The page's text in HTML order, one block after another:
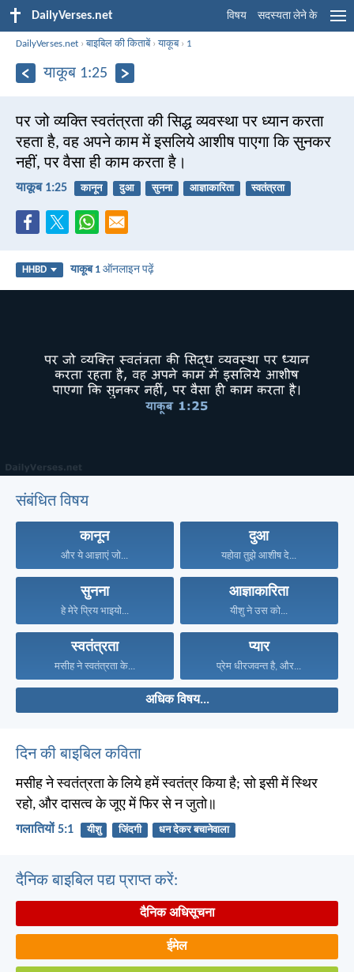
DailyVerses.net विषय सदस्यता लेने के
DailyVerses.net ›बाइबिल की किताबें›याकूब› 1
याकूब 1:25
पर जो व्यक्ति स्वतंत्रता की सिद्ध व्यवस्था पर ध्यान करता
रहता है, वह अपने काम में इसलिये आशीष पाएगा कि सुनकर
नहीं, पर वैसा ही काम करता है।
याकूब 1:25 कानून दुआ सुनना आज्ञाकारिता स्वतंत्रता
HHBD याकूब 1 ऑनलाइन पढ़ें
संबंधित विषय
कानून
और ये आज्ञाएं जो...
दुआ
यहोवा तुझे आशीष दे...
सुनना
हे मेरे प्रिय भाइयो...
आज्ञाकारिता
यीशु ने उस को...
स्वतंत्रता
मसीह ने स्वतंत्रता के...
प्यार
प्रेम धीरजवन्त है, और...
अधिक विषय...
दिन की बाइबिल कविता
मसीह ने स्वतंत्रता के लिये हमें स्वतंत्र किया है; सो इसी में स्थिर
रहो, और दासत्व के जूए में फिर से न जुतो॥
गलातियों 5:1 यीशु जिंदगी धन देकर बचानेवाला
दैनिक बाइबिल पद्य प्राप्त करें:
दैनिक अधिसूचना
ईमेल